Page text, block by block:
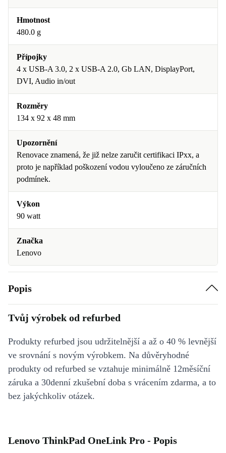
Hmotnost
480.0 g
Přípojky
4 x USB-A 3.0, 2 x USB-A 2.0, Gb LAN, DisplayPort,
DVI, Audio in/out
Rozměry
134 x 92 x 48 mm
Upozornění
Renovace znamená, že již nelze zaručit certifikaci IPxx, a
proto je například poškození vodou vyloučeno ze záručních
podmínek.
Výkon
90 watt
Značka
Lenovo
Popis
Tvůj výrobek od refurbed
Produkty refurbed jsou udržitelnější a až o 40 % levnější
ve srovnání s novým výrobkem. Na důvěryhodné
produkty od refurbed se vztahuje minimálně 12měsíční
záruka a 30denní zkušební doba s vrácením zdarma, a to
bez jakýchkoliv otázek.
Lenovo ThinkPad OneLink Pro - Popis